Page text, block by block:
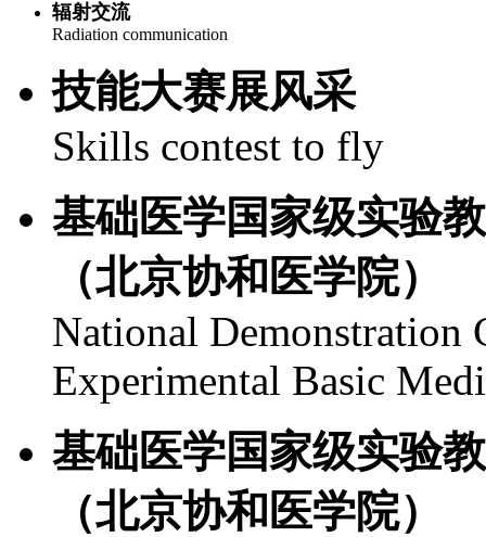
辐射交流
Radiation communication
技能大赛展风采
Skills contest to fly
基础医学国家级实验
（北京协和医学院）
National Demonstration
Experimental Basic
基础医学国家级实验
（北京协和医学院）